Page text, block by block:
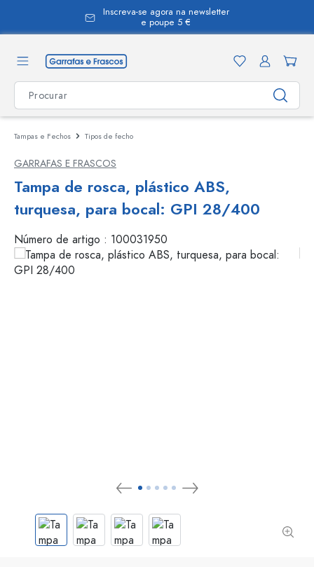
Inscreva-se agora na newsletter
e poupe 5 €
Tampas e Fechos Tipos de fecho
GARRAFAS E FRASCOS
Tampa de rosca, plástico ABS,
turquesa, para bocal: GPI 28/400
Número de artigo : 100031950